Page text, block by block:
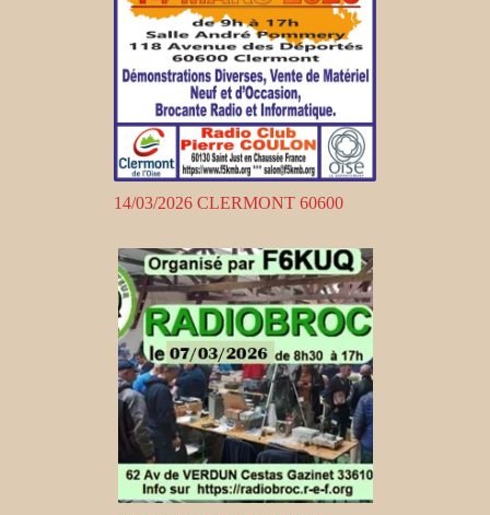
14/03/2026 CLERMONT 60600